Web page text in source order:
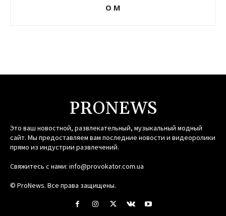
О М
PRONEWS
Это ваш новостной, развлекательный, музыкальный модный
сайт. Мы предоставляем вам последние новости и видеоролики
прямо из индустрии развлечений.
Свяжитесь с нами: info@provokator.com.ua
© ProNews. Все права защищены.